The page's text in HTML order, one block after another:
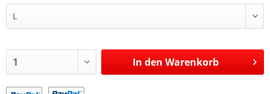
In den Warenkorb